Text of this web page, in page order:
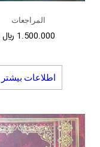
المراجعات
1.500.000 ﷼
اطلاعات بیشتر